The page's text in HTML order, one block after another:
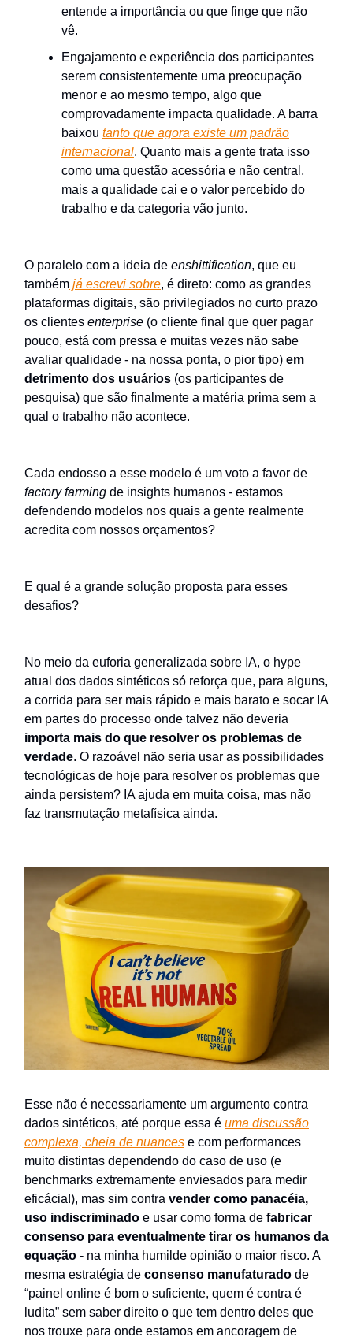
entende a importância ou que finge que não
vê.
Engajamento e experiência dos participantes
serem consistentemente uma preocupação
menor e ao mesmo tempo, algo que
comprovadamente impacta qualidade. A barra
baixou tanto que agora existe um padrão
internacional. Quanto mais a gente trata isso
como uma questão acessória e não central,
mais a qualidade cai e o valor percebido do
trabalho e da categoria vão junto.
O paralelo com a ideia de enshittification, que eu
também já escrevi sobre, é direto: como as grandes
plataformas digitais, são privilegiados no curto prazo
os clientes enterprise (o cliente final que quer pagar
pouco, está com pressa e muitas vezes não sabe
avaliar qualidade - na nossa ponta, o pior tipo) em
detrimento dos usuários (os participantes de
pesquisa) que são finalmente a matéria prima sem a
qual o trabalho não acontece.
Cada endosso a esse modelo é um voto a favor de
factory farming de insights humanos - estamos
defendendo modelos nos quais a gente realmente
acredita com nossos orçamentos?
E qual é a grande solução proposta para esses
desafios?
No meio da euforia generalizada sobre IA, o hype
atual dos dados sintéticos só reforça que, para alguns,
a corrida para ser mais rápido e mais barato e socar IA
em partes do processo onde talvez não deveria
importa mais do que resolver os problemas de
verdade. O razoável não seria usar as possibilidades
tecnológicas de hoje para resolver os problemas que
ainda persistem? IA ajuda em muita coisa, mas não
faz transmutação metafísica ainda.
Esse não é necessariamente um argumento contra
dados sintéticos, até porque essa é uma discussão
complexa, cheia de nuances e com performances
muito distintas dependendo do caso de uso (e
benchmarks extremamente enviesados para medir
eficácia!), mas sim contra vender como panacéia,
uso indiscriminado e usar como forma de fabricar
consenso para eventualmente tirar os humanos da
equação - na minha humilde opinião o maior risco. A
mesma estratégia de consenso manufaturado de
“painel online é bom o suficiente, quem é contra é
ludita” sem saber direito o que tem dentro deles que
nos trouxe para onde estamos em ancoragem de